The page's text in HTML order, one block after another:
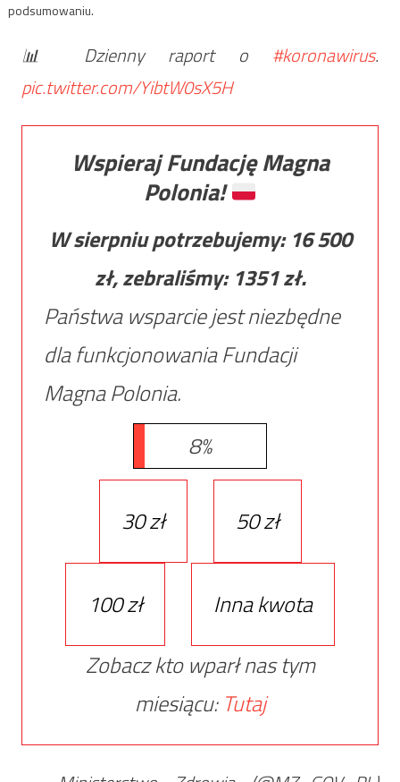
podsumowaniu.
📊 Dzienny raport o #koronawirus.
pic.twitter.com/YibtW0sX5H
Wspieraj Fundację Magna
Polonia!
W sierpniu potrzebujemy: 16 500
zł, zebraliśmy: 1351zł.
Państwa wsparcie jest niezbędne
dla funkcjonowania Fundacji
Magna Polonia.
8%
30 zł 50 zł
100 zł
Inna kwota
Zobacz kto wparł nas tym
miesiącu: Tutaj